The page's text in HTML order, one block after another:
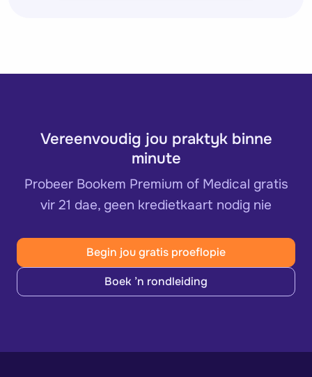
Vereenvoudig jou praktyk binne
minute
Probeer Bookem Premium of Medical gratis
vir 21 dae, geen kredietkaart nodig nie
Begin jou gratis proeflopie
Boek ’n rondleiding